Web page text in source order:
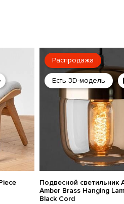
Распродажа
Есть 3D-модель
Подвесной светильник
Amber Brass Hanging
Black Cord